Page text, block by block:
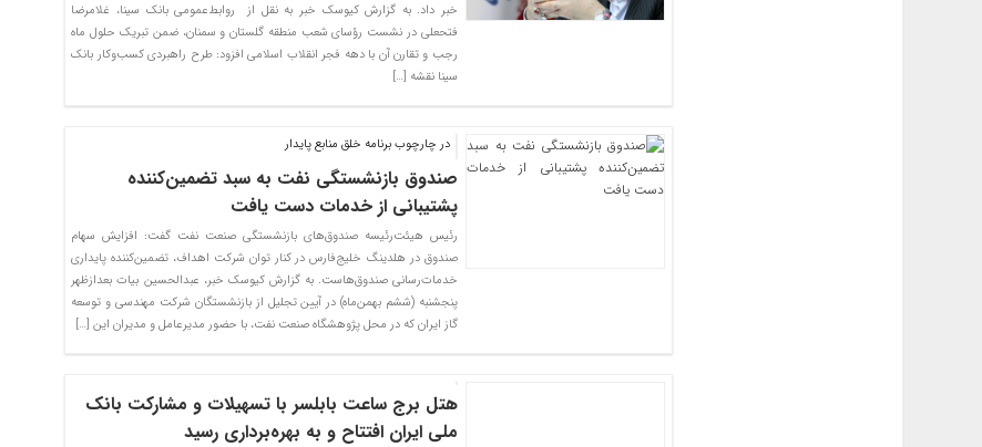
خبر داد. به گزارش کیوسک خبر به نقل از روابط‌عمومی بانک سینا، غلامرضا
فتحعلی در نشست رؤسای شعب منطقه گلستان و سمنان، ضمن تبریک حلول ماه
رجب و تقارن آن با دهه فجر انقلاب اسلامی افزود: طرح راهبردی کسب‌وکار بانک
سینا نقشه […]
در چارچوب برنامه خلق منابع پایدار
صندوق بازنشستگی نفت به سبد تضمین‌کننده
پشتیبانی از خدمات دست یافت
رئیس هیئت‌رئیسه صندوق‌های بازنشستگی صنعت نفت گفت: افزایش سهام
صندوق در هلدینگ خلیج‌فارس در کنار توان شرکت اهداف، تضمین‌کننده پایداری
خدمات‌رسانی صندوق‌هاست. به گزارش کیوسک خبر، عبدالحسین بیات بعدازظهر
پنجشنبه (ششم بهمن‌ماه) در آیین تجلیل از بازنشستگان شرکت مهندسی و توسعه
گاز ایران که در محل پژوهشگاه صنعت نفت، با حضور مدیرعامل و مدیران این […]
هتل برج ساعت بابلسر با تسهیلات و مشارکت بانک
ملی ایران افتتاح و به بهره‌برداری رسید